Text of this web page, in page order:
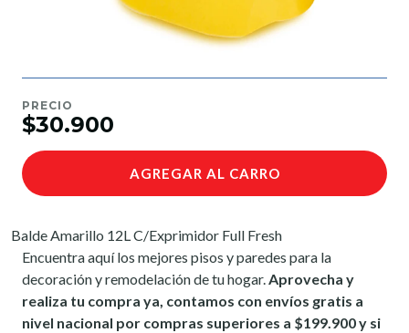
PRECIO
$30.900
AGREGAR AL CARRO
Balde Amarillo 12L C/Exprimidor Full Fresh
Encuentra aquí los mejores pisos y paredes para la
decoración y remodelación de tu hogar.Aprovecha y
realiza tu compra ya, contamos con envíos gratis a
nivel nacional por compras superiores a $199.900 y si